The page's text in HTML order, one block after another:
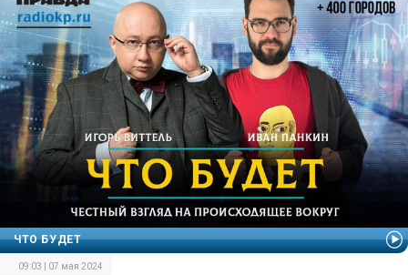
ЧТО БУДЕТ
09:03 | 07 мая 2024